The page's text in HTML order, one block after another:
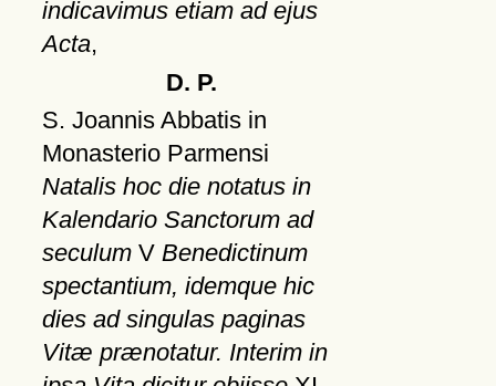
indicavimus etiam ad ejus
Acta,
D. P.
S. Joannis Abbatis in
Monasterio Parmensi
Natalis hoc die notatus in
Kalendario Sanctorum ad
seculumV Benedictinum
spectantium, idemque hic
dies ad singulas paginas
Vitæ prænotatur. Interim in